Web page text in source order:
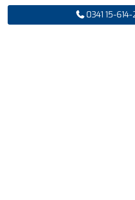
0341 15-